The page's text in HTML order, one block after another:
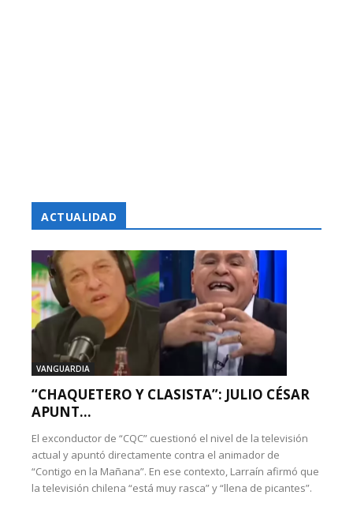
ACTUALIDAD
VANGUARDIA
“CHAQUETERO Y CLASISTA”: JULIO CÉSAR
APUNT...
El exconductor de “CQC” cuestionó el nivel de la televisión
actual y apuntó directamente contra el animador de
“Contigo en la Mañana”. En ese contexto, Larraín afirmó que
la televisión chilena “está muy rasca” y “llena de picantes”.